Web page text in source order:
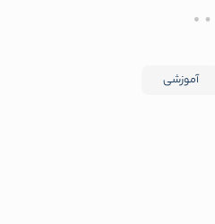
آموزشی